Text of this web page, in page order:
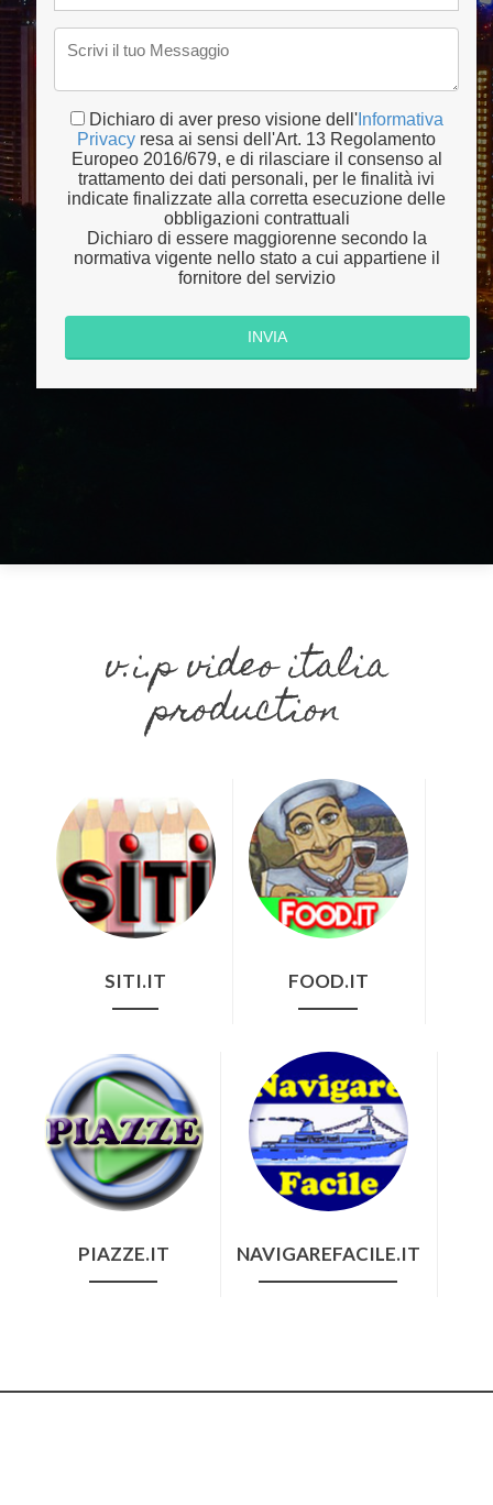
Dichiaro di aver preso visione dell'Informativa
Privacy resa ai sensi dell'Art. 13 Regolamento
Europeo 2016/679, e di rilasciare il consenso al
trattamento dei dati personali, per le finalità ivi
indicate finalizzate alla corretta esecuzione delle
obbligazioni contrattuali
Dichiaro di essere maggiorenne secondo la
normativa vigente nello stato a cui appartiene il
fornitore del servizio
v.i.p video italia
production
SITI.IT FOOD.IT
PIAZZE.IT NAVIGAREFACILE.IT